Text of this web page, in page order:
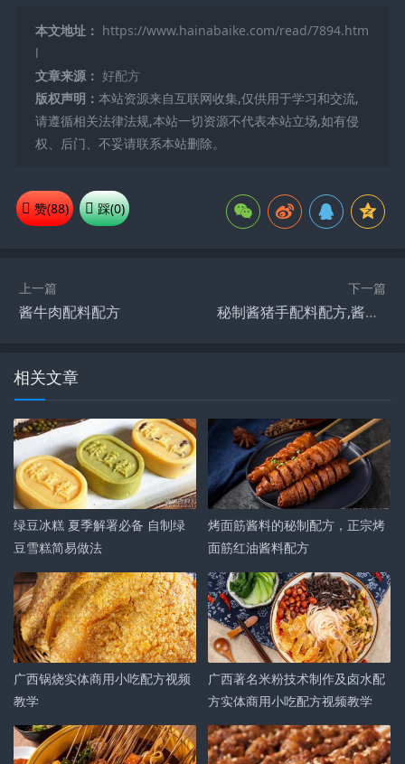
本文地址： https://www.hainabaike.com/read/7894.htm
l
文章来源： 好配方
版权声明： 本站资源来自互联网收集,仅供用于学习和交流,
请遵循相关法律法规,本站一切资源不代表本站立场,如有侵
权、后门、不妥请联系本站删除。
赞(88) 踩(0)
上一篇
酱牛肉配料配方
下一篇
秘制酱猪手配料配方,酱猪蹄技术小吃配方
相关文章
绿豆冰糕 夏季解署必备 自制绿
豆雪糕简易做法
烤面筋酱料的秘制配方，正宗烤
面筋红油酱料配方
广西锅烧实体商用小吃配方视频
教学
广西著名米粉技术制作及卤水配
方实体商用小吃配方视频教学